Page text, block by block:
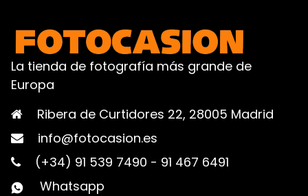
La tienda de fotografía más grande de
Europa
Ribera de Curtidores 22, 28005 Madrid
info@fotocasion.es
(+34) 91 539 7490 - 91 467 6491
Whatsapp